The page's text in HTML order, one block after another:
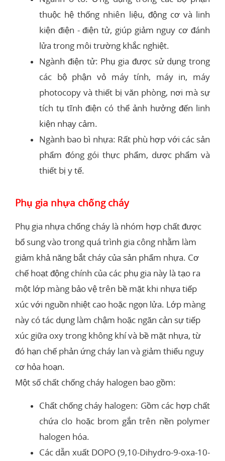
thuộc hệ thống nhiên liệu, động cơ và linh
kiện điện - điện tử, giúp giảm nguy cơ đánh
lửa trong môi trường khắc nghiệt.
Ngành điện tử: Phụ gia được sử dụng trong
các bộ phận vỏ máy tính, máy in, máy
photocopy và thiết bị văn phòng, nơi mà sự
tích tụ tĩnh điện có thể ảnh hưởng đến linh
kiện nhạy cảm.
Ngành bao bì nhựa: Rất phù hợp với các sản
phẩm đóng gói thực phẩm, dược phẩm và
thiết bị y tế.
Phụ gia nhựa chống cháy
Phụ gia nhựa chống cháy là nhóm hợp chất được
bổ sung vào trong quá trình gia công nhằm làm
giảm khả năng bắt cháy của sản phẩm nhựa. Cơ
chế hoạt động chính của các phụ gia này là tạo ra
một lớp màng bảo vệ trên bề mặt khi nhựa tiếp
xúc với nguồn nhiệt cao hoặc ngọn lửa. Lớp màng
này có tác dụng làm chậm hoặc ngăn cản sự tiếp
xúc giữa oxy trong không khí và bề mặt nhựa, từ
đó hạn chế phản ứng cháy lan và giảm thiểu nguy
cơ hỏa hoạn.
Một số chất chống cháy halogen bao gồm:
Chất chống cháy halogen: Gồm các hợp chất
chứa clo hoặc brom gắn trên nền polymer
halogen hóa.
Các dẫn xuất DOPO (9,10-Dihydro-9-oxa-10-